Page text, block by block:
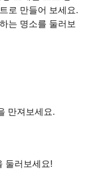
로 만들어 보세요.
는 명소를 둘러보
만져보세요.
둘러보세요!